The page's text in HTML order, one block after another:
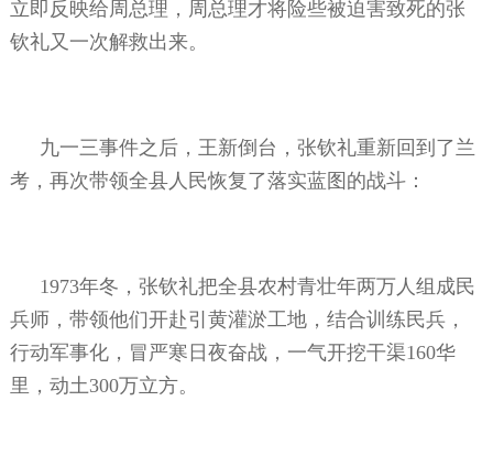
立即反映给周总理，周总理才将险些被迫害致死的张
钦礼又一次解救出来。
九一三事件之后，王新倒台，张钦礼重新回到了兰
考，再次带领全县人民恢复了落实蓝图的战斗：
1973年冬，张钦礼把全县农村青壮年两万人组成民
兵师，带领他们开赴引黄灌淤工地，结合训练民兵，
行动军事化，冒严寒日夜奋战，一气开挖干渠160华
里，动土300万立方。